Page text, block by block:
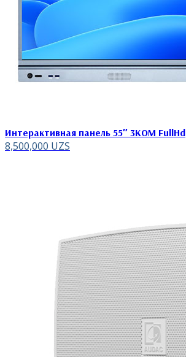
Интерактивная панель 55″ 3KOM FullHd
8,500,000 UZS